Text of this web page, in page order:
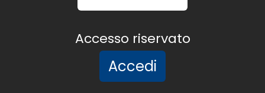
Accesso riservato
Accedi